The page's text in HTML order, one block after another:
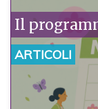
Il
ARTICOLI